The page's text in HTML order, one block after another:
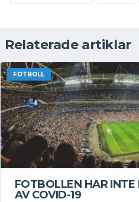
Relaterade artiklar
FOTBOLL
FOTBOLLEN HAR INTE
AV COVID-19